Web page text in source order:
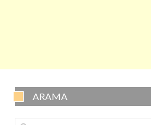
ARAMA